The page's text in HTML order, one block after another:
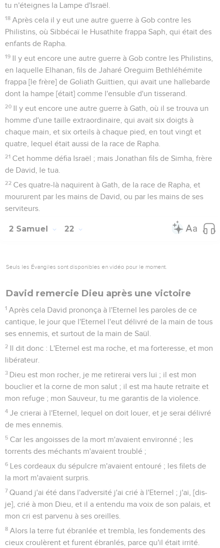
tu n'éteignes la Lampe d'Israël.
18 Après cela il y eut une autre guerre à Gob contre les
Philistins, où Sibbécaï le Husathite frappa Saph, qui était des
enfants de Rapha.
19 Il y eut encore une autre guerre à Gob contre les Philistins,
en laquelle Elhanan, fils de Jaharé Oreguim Bethléhémite
frappa [le frère] de Goliath Guittien, qui avait une hallebarde
dont la hampe [était] comme l'ensuble d'un tisserand.
20 Il y eut encore une autre guerre à Gath, où il se trouva un
homme d'une taille extraordinaire, qui avait six doigts à
chaque main, et six orteils à chaque pied, en tout vingt et
quatre, lequel était aussi de la race de Rapha.
21 Cet homme défia Israël ; mais Jonathan fils de Simha, frère
de David, le tua.
22 Ces quatre-là naquirent à Gath, de la race de Rapha, et
moururent par les mains de David, ou par les mains de ses
serviteurs.
2 Samuel 22
Seuls les Évangiles sont disponibles en vidéo pour le moment.
David remercie Dieu après une victoire
1 Après cela David prononça à l'Eternel les paroles de ce
cantique, le jour que l'Eternel l'eut délivré de la main de tous
ses ennemis, et surtout de la main de Saül.
2 Il dit donc : L'Eternel est ma roche, et ma forteresse, et mon
libérateur.
3 Dieu est mon rocher, je me retirerai vers lui ; il est mon
bouclier et la corne de mon salut ; il est ma haute retraite et
mon refuge ; mon Sauveur, tu me garantis de la violence.
4 Je crierai à l'Eternel, lequel on doit louer, et je serai délivré
de mes ennemis.
5 Car les angoisses de la mort m'avaient environné ; les
torrents des méchants m'avaient troublé ;
6 Les cordeaux du sépulcre m'avaient entouré ; les filets de
la mort m'avaient surpris.
7 Quand j'ai été dans l'adversité j'ai crié à l'Eternel ; j'ai, [dis-
je], crié à mon Dieu, et il a entendu ma voix de son palais, et
mon cri est parvenu à ses oreilles.
8 Alors la terre fut ébranlée et trembla, les fondements des
cieux croulèrent et furent ébranlés, parce qu'il était irrité.